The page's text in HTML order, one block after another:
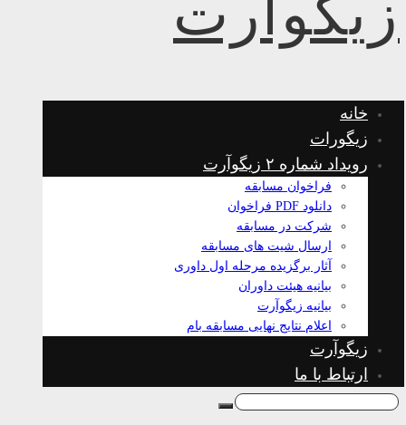
خانه
زیگورات
رویداد شماره ۲ زیگوآرت
فراخوان مسابقه
دانلود PDF فراخوان
شرکت در مسابقه
ارسال شیت های مسابقه
آثار برگزیده مرحله اول داوری
بیانیه هیئت داوران
بیانیه زیگوآرت
اعلام نتایج نهایی مسابقه بام
زیگوآرت
ارتباط با ما